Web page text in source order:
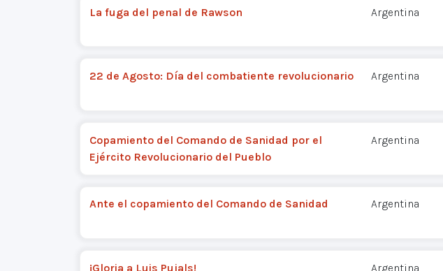
La fuga del penal de Rawson Argentina
22 de Agosto: Día del combatiente revolucionario Argentina
Copamiento del Comando de Sanidad por el
Ejército Revolucionario del Pueblo
Argentina
Ante el copamiento del Comando de Sanidad Argentina
¡Gloria a Luis Pujals! Argentina